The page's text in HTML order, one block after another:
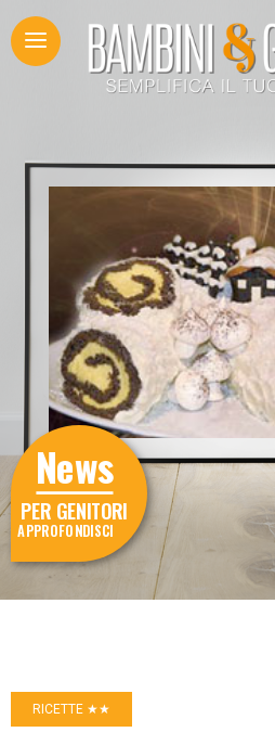
News
PER GENITORI
APPROFONDISCI
RICETTE ★★